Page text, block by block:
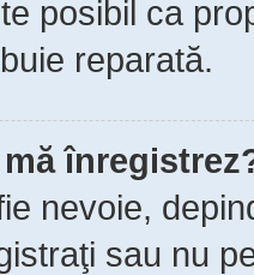
posibil ca
reparată.
nevoie,
sau nu